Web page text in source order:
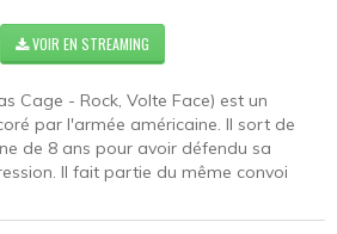
VOIR EN STREAMING
Cage - Rock, Volte Face) est un
par l'armée américaine. Il sort de
de 8 ans pour avoir défendu sa
Il fait partie du même convoi